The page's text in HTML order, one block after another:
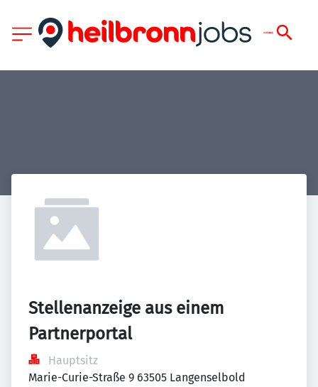
Stellenanzeige aus einem
Partnerportal
Hauptsitz
Marie-Curie-Straße 9 63505 Langenselbold